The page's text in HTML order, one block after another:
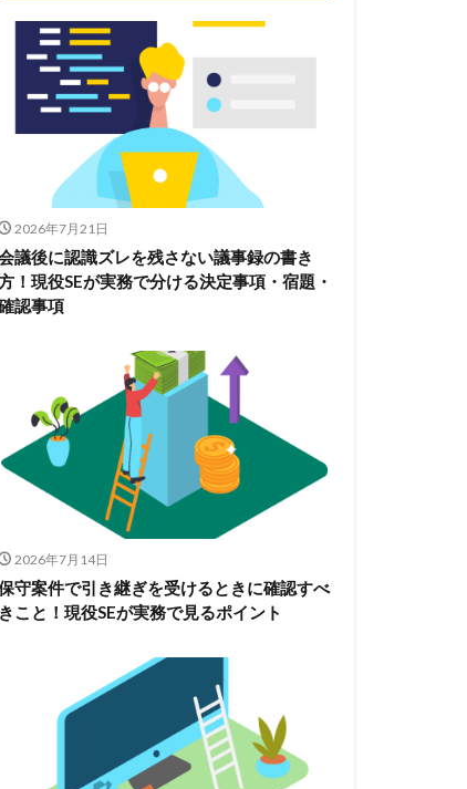
2026年7月21日
議後に認識ズレを残さない議事録の書き
！現役SEが実務で分ける決定事項・宿題・
認事項
2026年7月14日
守案件で引き継ぎを受けるときに確認すべ
きこと！現役SEが実務で見るポイント